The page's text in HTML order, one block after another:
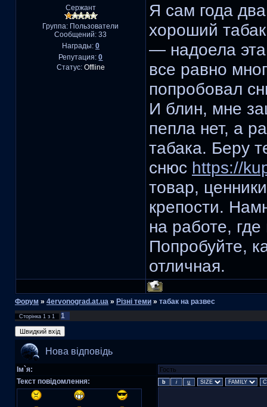
Сержант
Группа: Пользователи
Сообщений:33
Награды: 0
Репутация:0
Статус: Offline
Я сам года
хороший
— надоела
все равно
попробовал
И блин, мне
пепла нет, а
табака. Беру
снюс https://
товар,
крепости.
на работе,
Попробуйте,
отличная.
Форум » 4ervonograd.at.ua » Різні теми » табак на развес
Сторінка 1 з 1 1
Нова відповідь
Ім`я:
Текст повідомлення: